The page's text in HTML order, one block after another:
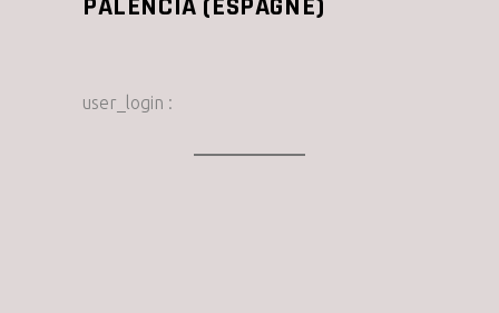
PALENCIA (ESPAGNE)
user_login :